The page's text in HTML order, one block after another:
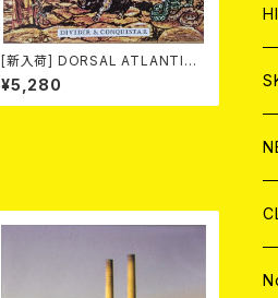
[新入荷] DORSAL ATLANTICA
/ DIVIDIR & CONQUISTAR (L
P/LTD.200 BLACK VINYL)
¥5,280